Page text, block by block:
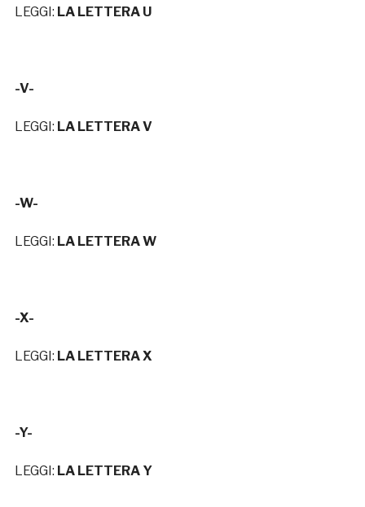
LEGGI: LA LETTERA U
-V-
LEGGI: LA LETTERA V
-W-
LEGGI: LA LETTERA W
-X-
LEGGI: LA LETTERA X
-Y-
LEGGI: LA LETTERA Y